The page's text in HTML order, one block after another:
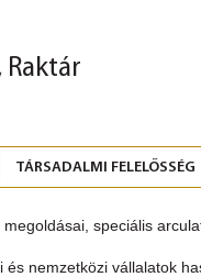
TÁRSADALMI FELELŐSSÉG
speciális
nemzetközi vállalatok